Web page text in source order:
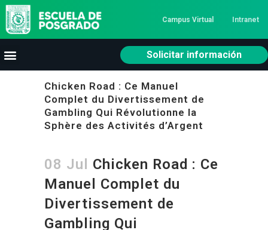
Campus Virtual Intranet
Solicitar información
Chicken Road : Ce Manuel
Complet du Divertissement de
Gambling Qui Révolutionne la
Sphère des Activités d’Argent
08 Jul
Chicken Road : Ce
Manuel Complet du
Divertissement de
Gambling Qui